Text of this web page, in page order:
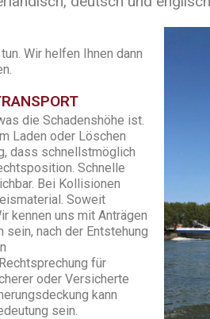
Wir helfen Ihnen dann
die Schadenshöhe ist.
Laden oder Löschen
dass schnellstmöglich
Schnelle
Bei Kollisionen
Soweit
kennen uns mit Anträgen
nach der Entstehung
für
oder Versicherte
kann
sein.